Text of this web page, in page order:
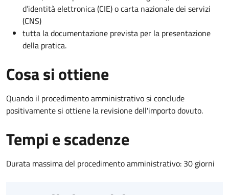
d’identità elettronica (CIE) o carta nazionale dei servizi
(CNS)
tutta la documentazione prevista per la presentazione
della pratica.
Cosa si ottiene
Quando il procedimento amministrativo si conclude
positivamente si ottiene la revisione dell'importo dovuto.
Tempi e scadenze
Durata massima del procedimento amministrativo: 30 giorni